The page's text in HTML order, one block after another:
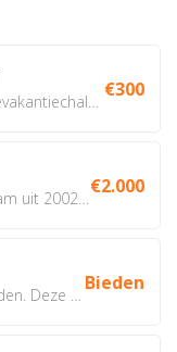
€300
€2.000
Bieden